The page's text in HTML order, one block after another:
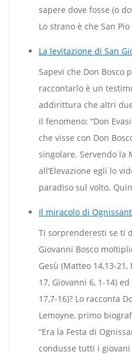
sapere dove fosse (o
Lo strano è che San
La levitazione di San
Sapevi che Don Bosco
raccontarlo è un
addirittura che altri
il fenomeno: “Don
che visse con Don
singolare. Servendo la
all’Elevazione egli lo
paradiso sul volto.
Il miracolo di
Ti sorprenderesti se ti
Giovanni Bosco
Gesù (Matteo 14,13-21,
17, Giovanni 6, 1-14)
17,7-16)? Lo racconta
Lemoyne, primo
“Era la Festa di
condusse tutti i